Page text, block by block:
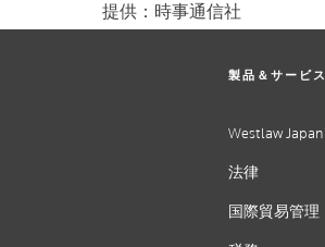
提供：時事通信社
製品＆サービス
Westlaw Japan
法律
国際貿易管理